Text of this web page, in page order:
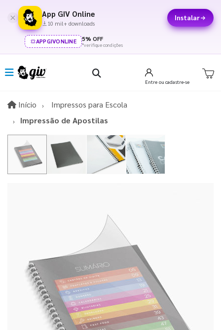
App GIV Online
10 mil+ downloads
Instalar
APPGIVONLINE 5% OFF
*verifique condições
Entre ou cadastre-se
Início InícioImpressos para Escola
Impressão de Apostilas